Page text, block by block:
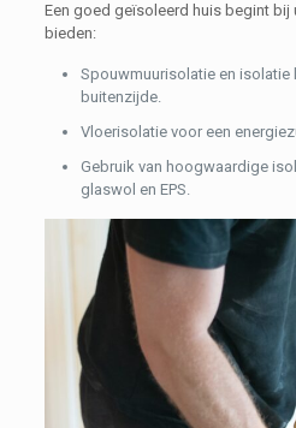
Een goed geïsoleerd huis begint bij
bieden:
Spouwmuurisolatie en isolatie
buitenzijde.
Vloerisolatie voor een
Gebruik van hoogwaardige
glaswol en EPS.